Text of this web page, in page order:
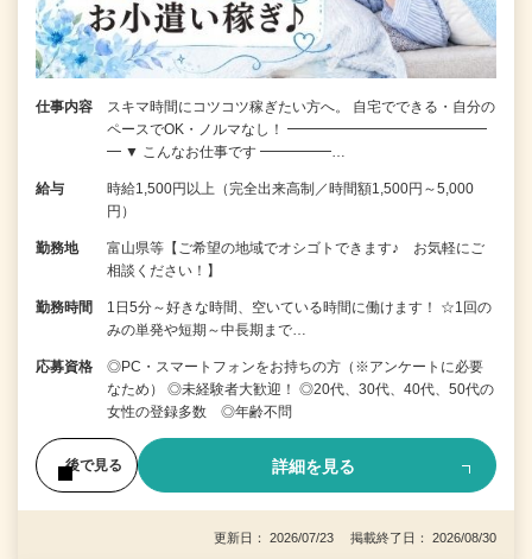
仕事内容
スキマ時間にコツコツ稼ぎたい方へ。 自宅でできる・自分の
ペースでOK・ノルマなし！ ━━━━━━━━━━━━━━
━ ▼ こんなお仕事です ━━━━━…
給与
時給1,500円以上（完全出来高制／時間額1,500円～5,000
円）
勤務地
富山県等【ご希望の地域でオシゴトできます♪ お気軽にご
相談ください！】
勤務時間
1日5分～好きな時間、空いている時間に働けます！ ☆1回の
みの単発や短期～中長期まで…
応募資格
◎PC・スマートフォンをお持ちの方（※アンケートに必要
なため） ◎未経験者大歓迎！ ◎20代、30代、40代、50代の
女性の登録多数 ◎年齢不問
後で見る 詳細を見る
更新日： 2026/07/23 掲載終了日： 2026/08/30